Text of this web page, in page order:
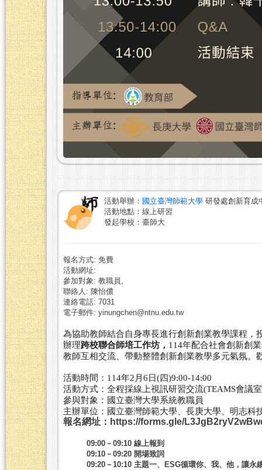
活動舉辦： 國立臺灣師範大學 研發處創新育成
活動地點：線上研習
發起學校：臺師大
報名方式: 免費
活動網址:
參加對象: 教職員,
聯絡人: 陳怡儂
連絡電話: 7031
電子郵件: yinungchen@ntnu.edu.tw
為協助教師結合自身專長進行創新創業教學課程
辦理跨校聯合師培工作坊， 114年配合社會創新創
教師互相交流、帶動整體創新創業教學多元氣氛。
活動時間：114年2月6日(四)9:00-14:00
活動方式：全程採線上視訊研習交流(TEAMS會議
參與對象：國立臺灣大學系統教職員
主辦單位：國立臺灣師範大學、長庚大學、明志科
報名網址：https://forms.gle/
09:00－09:10 線上報到
09:10－09:20 開場致詞
09:20－10:10 主題一、ESG循環你、我、他，讓